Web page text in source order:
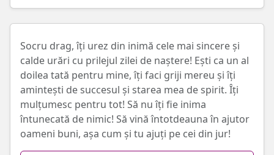
Socru drag, îți urez din inimă cele mai sincere și
calde urări cu prilejul zilei de naștere! Ești ca un al
doilea tată pentru mine, îți faci griji mereu și îți
amintești de succesul și starea mea de spirit. Îți
mulțumesc pentru tot! Să nu îți fie inima
întunecată de nimic! Să vină întotdeauna în ajutor
oameni buni, așa cum și tu ajuți pe cei din jur!